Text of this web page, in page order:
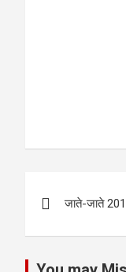
s
जाते-जाते